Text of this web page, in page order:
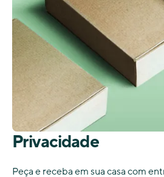
Privacidade
Peça e receba em sua casa com